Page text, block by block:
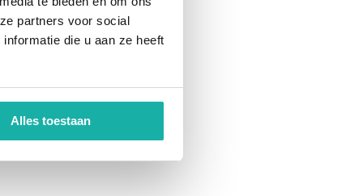
partners voor social
die u aan ze heeft
Alles toestaan